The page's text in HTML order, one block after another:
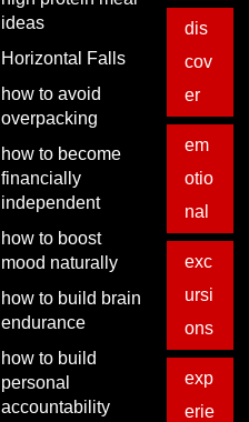
ideas
Horizontal Falls
how to avoid
overpacking
how to become
financially
independent
how to boost
mood naturally
how to build brain
endurance
how to build
personal
accountability
dis
cov
er
em
otio
nal
exc
ursi
ons
exp
erie